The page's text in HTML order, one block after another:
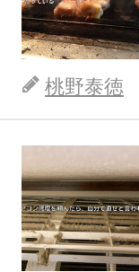
桃野泰徳